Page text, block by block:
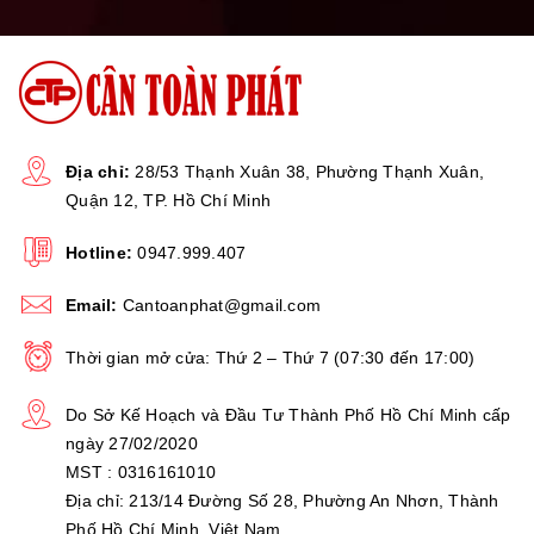
- Cân có chế độ
cân kéo dài thời gian hoạt động lên đến 72h.
dúng thời điểm để để bảo vệ tốt hơn cho PIN, đồng thời
cân còn cócông nghệ tự ngắt sạc khi sạc đầy
hạn chế tối đa chai pin do sạc pin quá mức.
THÔNG SỐ KỸ THUẬT:
Mức cân lớn
Bước nhảy
Địa chỉ: 28/53 Thạnh Xuân 38, Phường Thạnh Xuân,
Quận 12, TP. Hồ Chí Minh
Hotline: 0947.999.407
Email: Cantoanphat@gmail.com
Thời gian mở cửa: Thứ 2 – Thứ 7 (07:30 đến 17:00)
Do Sở Kế Hoạch và Đầu Tư Thành Phố Hồ Chí Minh cấp
ngày 27/02/2020
MST : 0316161010
Địa chỉ: 213/14 Đường Số 28, Phường An Nhơn, Thành
Phố Hồ Chí Minh, Việt Nam.